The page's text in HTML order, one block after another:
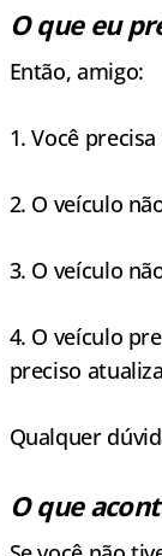
O que eu
Então, amigo:
1. Você
2. O veículo
3. O veículo
4. O veículo
preciso
Qualquer
O que